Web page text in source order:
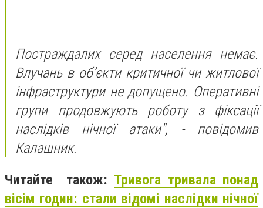
Постраждалих серед населення немає.
Влучань в об’єкти критичної чи житлової
інфраструктури не допущено. Оперативні
групи продовжують роботу з фіксації
наслідків нічної атаки", - повідомив
Калашник.
Читайте також: Тривога тривала понад
вісім годин: стали відомі наслідки нічної